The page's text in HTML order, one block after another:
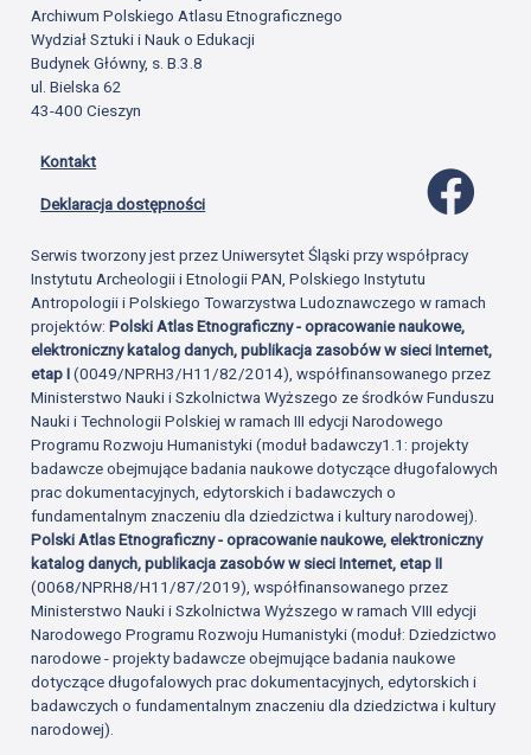
Archiwum Polskiego Atlasu Etnograficznego
Wydział Sztuki i Nauk o Edukacji
Budynek Główny, s. B.3.8
ul. Bielska 62
43-400 Cieszyn
Kontakt
Deklaracja dostępności
Serwis tworzony jest przez Uniwersytet Śląski przy współpracy
Instytutu Archeologii i Etnologii PAN, Polskiego Instytutu
Antropologii i Polskiego Towarzystwa Ludoznawczego w ramach
projektów:Polski Atlas Etnograficzny - opracowanie naukowe,
elektroniczny katalog danych, publikacja zasobów w sieci Internet,
etap I(0049/NPRH3/H11/82/2014), współfinansowanego przez
Ministerstwo Nauki i Szkolnictwa Wyższego ze środków Funduszu
Nauki i Technologii Polskiej w ramach III edycji Narodowego
Programu Rozwoju Humanistyki (moduł badawczy1.1: projekty
badawcze obejmujące badania naukowe dotyczące długofalowych
prac dokumentacyjnych, edytorskich i badawczych o
fundamentalnym znaczeniu dla dziedzictwa i kultury narodowej).
Polski Atlas Etnograficzny - opracowanie naukowe, elektroniczny
katalog danych, publikacja zasobów w sieci Internet, etap II
(0068/NPRH8/H11/87/2019), współfinansowanego przez
Ministerstwo Nauki i Szkolnictwa Wyższego w ramach VIII edycji
Narodowego Programu Rozwoju Humanistyki (moduł: Dziedzictwo
narodowe - projekty badawcze obejmujące badania naukowe
dotyczące długofalowych prac dokumentacyjnych, edytorskich i
badawczych o fundamentalnym znaczeniu dla dziedzictwa i kultury
narodowej).